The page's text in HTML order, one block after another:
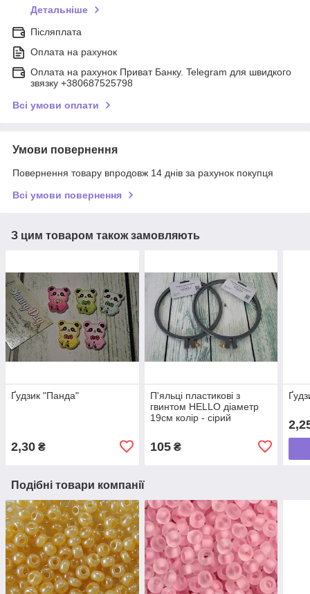
Детальніше
Післяплата
Оплата на рахунок
Оплата на рахунок Приват Банку. Telegram для швидкого
звязку +380687525798
Всі умови оплати
Умови повернення
Повернення товару впродовж 14 днів за рахунок покупця
Всі умови повернення
З цим товаром також замовляють
Ґудзик "Панда"
2,30 ₴
П'яльці пластикові з
гвинтом HELLO діаметр
19см колір - сірий
105₴
Подібні товари компанії